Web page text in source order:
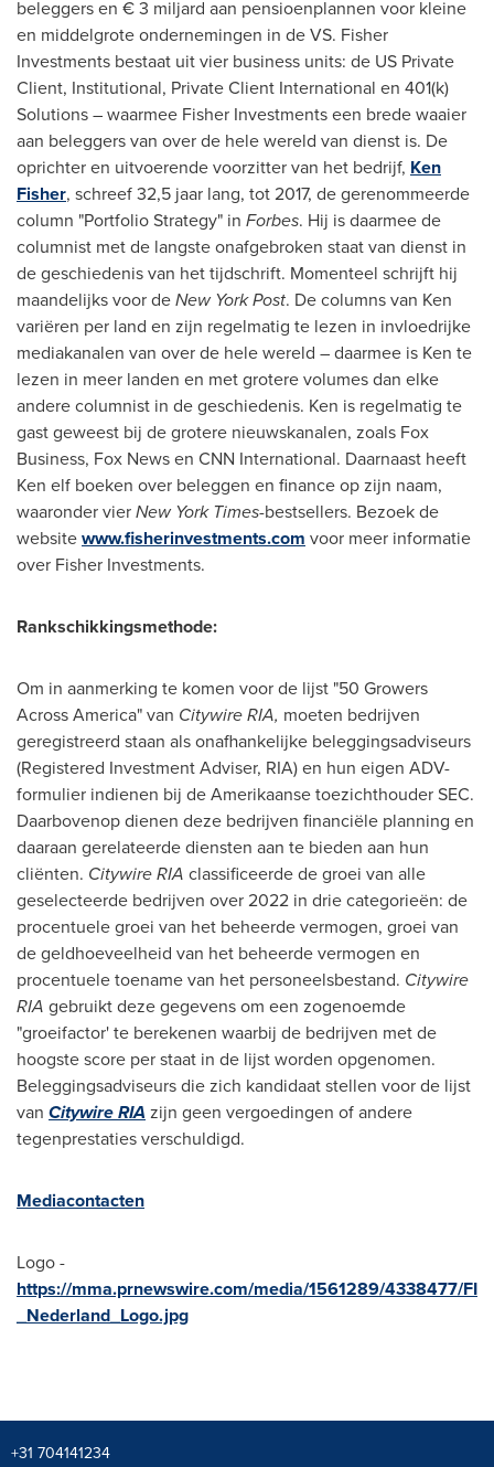
beleggers en € 3 miljard aan pensioenplannen voor kleine
en middelgrote ondernemingen in de VS. Fisher
Investments bestaat uit vier business units: de US Private
Client, Institutional, Private Client International en 401(k)
Solutions – waarmee Fisher Investments een brede waaier
aan beleggers van over de hele wereld van dienst is. De
oprichter en uitvoerende voorzitter van het bedrijf, Ken
Fisher, schreef 32,5 jaar lang, tot 2017, de gerenommeerde
column "Portfolio Strategy" in Forbes. Hij is daarmee de
columnist met de langste onafgebroken staat van dienst in
de geschiedenis van het tijdschrift. Momenteel schrijft hij
maandelijks voor deNew York Post. De columns van Ken
variëren per land en zijn regelmatig te lezen in invloedrijke
mediakanalen van over de hele wereld – daarmee is Ken te
lezen in meer landen en met grotere volumes dan elke
andere columnist in de geschiedenis. Ken is regelmatig te
gast geweest bij de grotere nieuwskanalen, zoals Fox
Business, Fox News en CNN International. Daarnaast heeft
Ken elf boeken over beleggen en finance op zijn naam,
waaronder vierNew York Times-bestsellers. Bezoek de
websitewww.fisherinvestments.com voor meer informatie
over Fisher Investments.
Rankschikkingsmethode:
Om in aanmerking te komen voor de lijst "50 Growers
Across America" van Citywire RIA, moeten bedrijven
geregistreerd staan als onafhankelijke beleggingsadviseurs
(Registered Investment Adviser, RIA) en hun eigen ADV-
formulier indienen bij de Amerikaanse toezichthouder SEC.
Daarbovenop dienen deze bedrijven financiële planning en
daaraan gerelateerde diensten aan te bieden aan hun
cliënten. Citywire RIA classificeerde de groei van alle
geselecteerde bedrijven over 2022 in drie categorieën: de
procentuele groei van het beheerde vermogen, groei van
de geldhoeveelheid van het beheerde vermogen en
procentuele toename van het personeelsbestand. Citywire
RIA gebruikt deze gegevens om een zogenoemde
"groeifactor' te berekenen waarbij de bedrijven met de
hoogste score per staat in de lijst worden opgenomen.
Beleggingsadviseurs die zich kandidaat stellen voor de lijst
van Citywire RIA zijn geen vergoedingen of andere
tegenprestaties verschuldigd.
Mediacontacten
Logo -
https://mma.prnewswire.com/media/1561289/4338477/FI
_Nederland_Logo.jpg
+31 704141234